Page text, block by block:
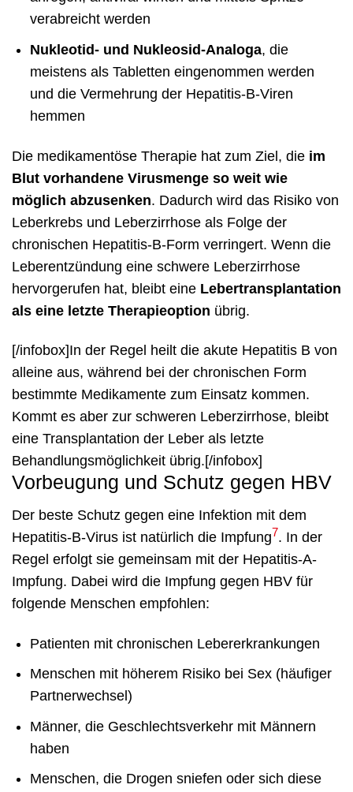
verabreicht werden
Nukleotid- und Nukleosid-Analoga, die
meistens als Tabletten eingenommen werden
und die Vermehrung der Hepatitis-B-Viren
hemmen
Die medikamentöse Therapie hat zum Ziel, die im
Blut vorhandene Virusmenge so weit wie
möglich abzusenken. Dadurch wird das Risiko von
Leberkrebs und Leberzirrhose als Folge der
chronischen Hepatitis-B-Form verringert. Wenn die
Leberentzündung eine schwere Leberzirrhose
hervorgerufen hat, bleibt eine Lebertransplantation
als eine letzte Therapieoption übrig.
[/infobox]In der Regel heilt die akute Hepatitis B von
alleine aus, während bei der chronischen Form
bestimmte Medikamente zum Einsatz kommen.
Kommt es aber zur schweren Leberzirrhose, bleibt
eine Transplantation der Leber als letzte
Behandlungsmöglichkeit übrig.[/infobox]
Vorbeugung und Schutz gegen HBV
Der beste Schutz gegen eine Infektion mit dem
Hepatitis-B-Virus ist natürlich die Impfung7. In der
Regel erfolgt sie gemeinsam mit der Hepatitis-A-
Impfung. Dabei wird die Impfung gegen HBV für
folgende Menschen empfohlen:
Patienten mit chronischen Lebererkrankungen
Menschen mit höherem Risiko bei Sex (häufiger
Partnerwechsel)
Männer, die Geschlechtsverkehr mit Männern
haben
Menschen, die Drogen sniefen oder sich diese